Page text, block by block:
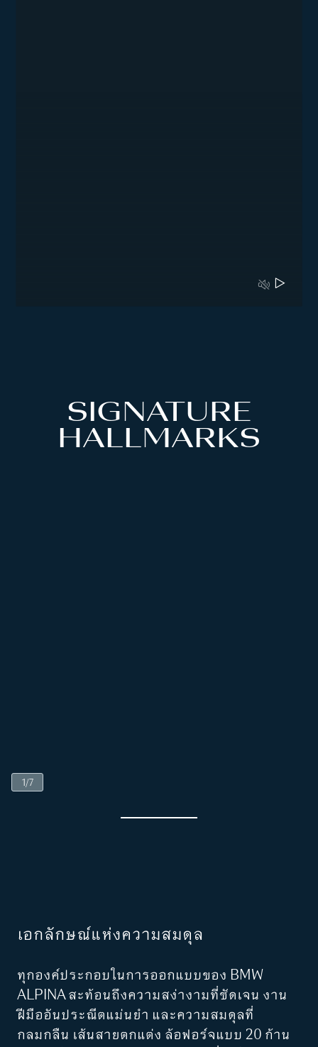
SIGNATURE
HALLMARKS
1/7
เอกลักษณ์แห่งความสมดุล
ทุกองค์ประกอบในการออกแบบของ BMW
ALPINA สะท้อนถึงความสง่างามที่ชัดเจน งาน
ฝีมืออันประณีตแม่นยำ และความสมดุลที่
กลมกลืน เส้นสายตกแต่ง ล้อฟอร์จแบบ 20 ก้าน